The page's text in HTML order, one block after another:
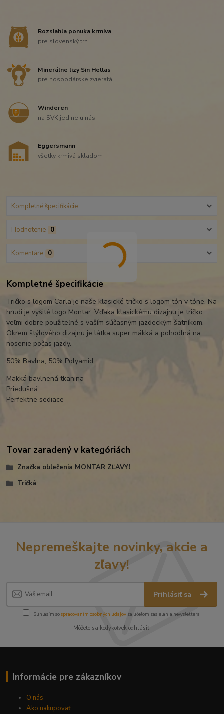
Rozsiahla ponuka krmiva
pre slovenský trh
Minerálne lizy Sin Hellas
pre hospodárske zvieratá
Winderen
na SVK jedine u nás
Eggersmann
všetky krmivá skladom
Kompletné špecifikácie
Hodnotenie 0
Komentáre 0
Kompletné špecifikácie
Tričko s logom Carla je naše klasické tričko s logom tón v tóne. Na
hrudi je vyšité logo Montar. Vďaka klasickému dizajnu je tričko
veľmi dobre použiteľné s vaším súčasným jazdeckým šatníkom.
Okrem štýlového dizajnu je látka super mäkká a pohodlná na
nosenie počas jazdy.
50% Bavlna, 50% Polyamid
Mäkká bavlnená tkanina
Priedušná
Perfektne sediace
Tovar zaradený v kategóriách
Značka oblečenia MONTAR ZĽAVY!
Tričká
Nepremeškajte novinky, akcie a
zľavy!
Prihlásiť sa
Súhlasím sospracovaním osobných údajov za účelom zasielania newslettera.
Môžete sa kedykoľvek odhlásiť.
Informácie pre zákazníkov
O nás
Ako nakupovať